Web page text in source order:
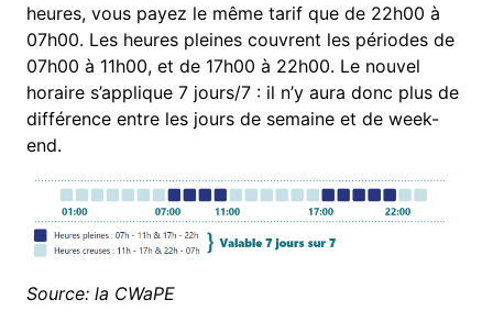
heures, vous payez le même tarif que de 22h00 à
07h00. Les heures pleines couvrent les périodes de
07h00 à 11h00, et de 17h00 à 22h00. Le nouvel
horaire s’applique 7 jours/7 : il n’y aura donc plus de
différence entre les jours de semaine et de week-
end.
Source: la CWaPE